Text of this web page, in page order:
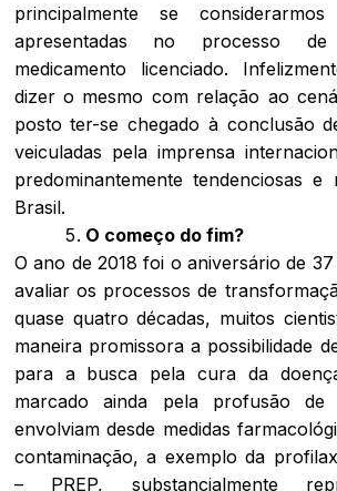
principalmente se
apresentadas no processo
medicamento licenciado.
dizer o mesmo com relação ao
posto ter-se chegado à conclusão
veiculadas pela imprensa
predominantemente tendenciosas e
Brasil.
O começo do fim?
O ano de 2018 foi o aniversário de
avaliar os processos de
quase quatro décadas, muitos
maneira promissora a possibilidade
para a busca pela cura da
marcado ainda pela profusão de
envolviam desde medidas
contaminação, a exemplo da
– PREP, substancialmente